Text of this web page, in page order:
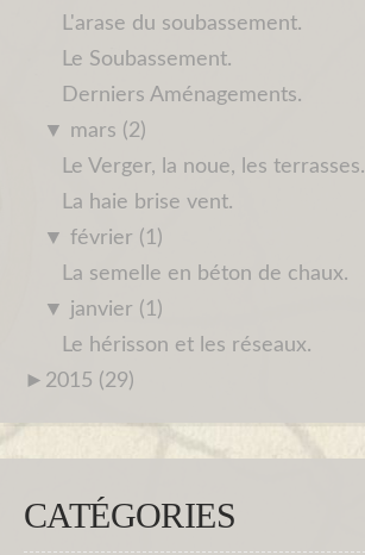
L'arase du soubassement.
Le Soubassement.
Derniers Aménagements.
▼ mars (2)
Le Verger, la noue, les terrasses.
La haie brise vent.
▼ février (1)
La semelle en béton de chaux.
▼ janvier (1)
Le hérisson et les réseaux.
► 2015 (29)
CATÉGORIES